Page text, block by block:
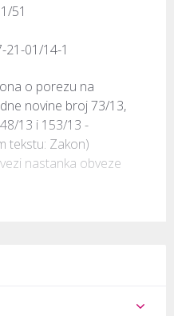
51
21-01/14-1
o porezu na
novine broj 73/13,
13 i 153/13 -
tekstu: Zakon)
nastanka obveze